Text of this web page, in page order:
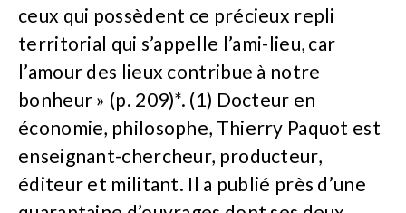
ceux qui possèdent ce précieux repli
territorial qui s’appelle l’ami-lieu, car
l’amour des lieux contribue à notre
bonheur » (p. 209)*. (1) Docteur en
économie, philosophe, Thierry Paquot est
enseignant-chercheur, producteur,
éditeur et militant. Il a publié près d’une